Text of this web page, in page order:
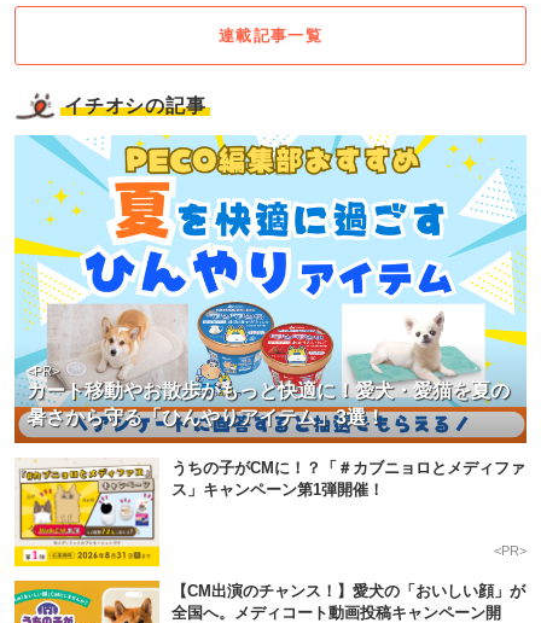
連載記事一覧
イチオシの記事
カート移動やお散歩がもっと快適に！愛犬・愛猫を夏の
暑さから守る「ひんやりアイテム」3選！
<PR>
うちの子がCMに！？「＃カブニョロとメディファ
ス」キャンペーン第1弾開催！
<PR>
【CM出演のチャンス！】愛犬の「おいしい顔」が
全国へ。メディコート動画投稿キャンペーン開